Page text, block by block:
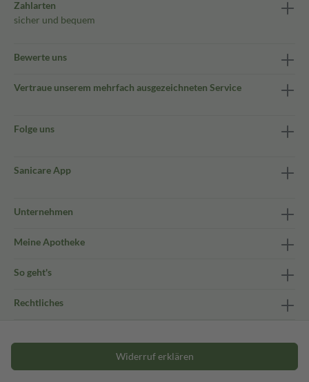
Zahlarten
sicher und bequem
Bewerte uns
Vertraue unserem mehrfach ausgezeichneten Service
Folge uns
Sanicare App
Unternehmen
Meine Apotheke
So geht's
Rechtliches
Widerruf erklären